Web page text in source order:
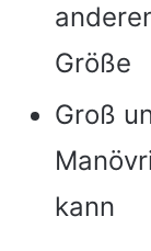
Größe
Groß
kann